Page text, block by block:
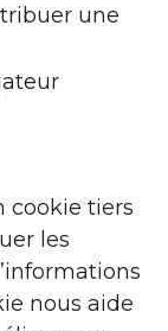
une
cookie tiers
les
nous aide